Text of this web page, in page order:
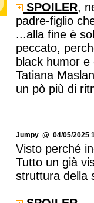
SPOILER,
padre-figlio
...alla fine è
peccato,
black humor
Tatiana
un pò più di
Jumpy @ 04/05/2025
Visto perché
Tutto un già
struttura della